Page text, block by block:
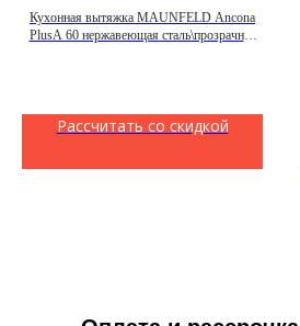
Кухонная вытяжка MAUNFELD Ancona
PlusA 60 нержавеющая сталь\прозрачное
Рассчитать со скидкой